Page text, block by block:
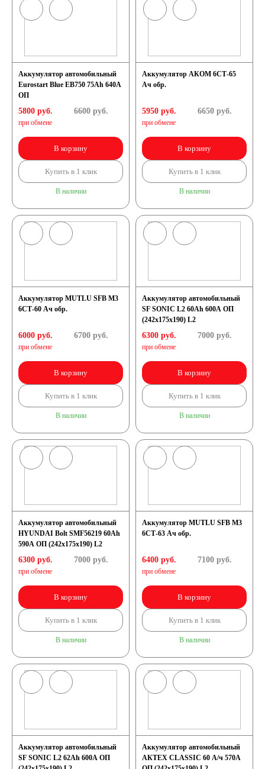
Аккумулятор автомобильный
Eurostart Blue EB750 75Ah 640A
ОП
5800 руб.
при обмене
6600руб.
В корзину
Купить в 1 клик
В наличии
Аккумулятор АКОМ 6СТ-65
Ач обр.
5950 руб.
при обмене
6650руб.
В корзину
Купить в 1 клик
В наличии
Аккумулятор MUTLU SFB M3
6СТ-60 Ач обр.
6000 руб.
при обмене
6700руб.
В корзину
Купить в 1 клик
В наличии
Аккумулятор автомобильный
SF SONIC L2 60Ah 600A ОП
(242х175х190) L2
6300 руб.
при обмене
7000руб.
В корзину
Купить в 1 клик
В наличии
Аккумулятор автомобильный
HYUNDAI Bolt SMF56219 60Ah
590A ОП (242x175x190) L2
6300 руб.
при обмене
7000руб.
В корзину
Купить в 1 клик
В наличии
Аккумулятор MUTLU SFB M3
6СТ-63 Ач обр.
6400 руб.
при обмене
7100руб.
В корзину
Купить в 1 клик
В наличии
Аккумулятор автомобильный
SF SONIC L2 62Ah 600A ОП
Аккумулятор автомобильный
АКТЕХ CLASSIC 60 А/ч 570А